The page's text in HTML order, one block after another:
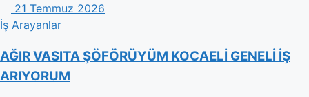
21 Temmuz 2026
İş Arayanlar
AĞIR VASITA ŞÖFÖRÜYÜM KOCAELİ GENELİ İŞ
ARIYORUM